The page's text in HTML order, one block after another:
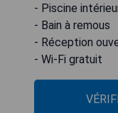
- Piscine
- Bain à remous
- Réception
- Wi-Fi gratuit